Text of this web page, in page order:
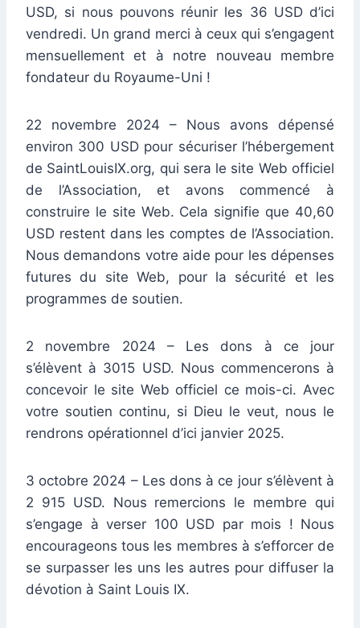
USD, si nous pouvons réunir les 36 USD d’ici
vendredi. Un grand merci à ceux qui s’engagent
mensuellement et à notre nouveau membre
fondateur du Royaume-Uni !
22 novembre 2024 – Nous avons dépensé
environ 300 USD pour sécuriser l’hébergement
de SaintLouisIX.org, qui sera le site Web officiel
de l’Association, et avons commencé à
construire le site Web. Cela signifie que 40,60
USD restent dans les comptes de l’Association.
Nous demandons votre aide pour les dépenses
futures du site Web, pour la sécurité et les
programmes de soutien.
2 novembre 2024 – Les dons à ce jour
s’élèvent à 3015 USD. Nous commencerons à
concevoir le site Web officiel ce mois-ci. Avec
votre soutien continu, si Dieu le veut, nous le
rendrons opérationnel d’ici janvier 2025.
3 octobre 2024 – Les dons à ce jour s’élèvent à
2 915 USD. Nous remercions le membre qui
s’engage à verser 100 USD par mois ! Nous
encourageons tous les membres à s’efforcer de
se surpasser les uns les autres pour diffuser la
dévotion à Saint Louis IX.